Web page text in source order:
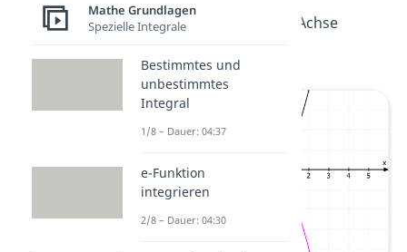
Normalparabel an der x-Achse
Mathe Grundlagen
Spezielle Integrale
Bestimmtes und
unbestimmtes
Integral
1/8 – Dauer: 04:37
e-Funktion
integrieren
2/8 – Dauer: 04:30